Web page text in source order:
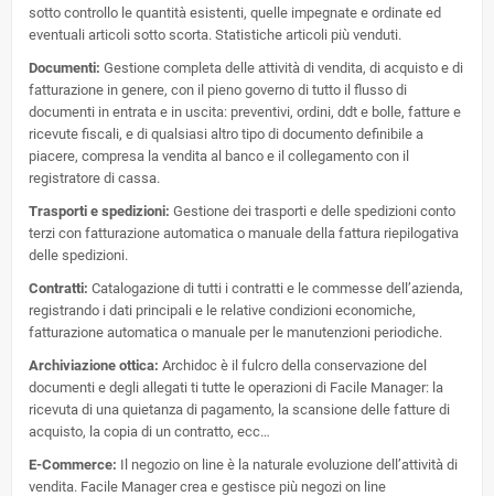
sotto controllo le quantità esistenti, quelle impegnate e ordinate ed
eventuali articoli sotto scorta. Statistiche articoli più venduti.
Documenti: Gestione completa delle attività di vendita, di acquisto e di
fatturazione in genere, con il pieno governo di tutto il flusso di
documenti in entrata e in uscita: preventivi, ordini, ddt e bolle, fatture e
ricevute fiscali, e di qualsiasi altro tipo di documento definibile a
piacere, compresa la vendita al banco e il collegamento con il
registratore di cassa.
Trasporti e spedizioni: Gestione dei trasporti e delle spedizioni conto
terzi con fatturazione automatica o manuale della fattura riepilogativa
delle spedizioni.
Contratti: Catalogazione di tutti i contratti e le commesse dell’azienda,
registrando i dati principali e le relative condizioni economiche,
fatturazione automatica o manuale per le manutenzioni periodiche.
Archiviazione ottica: Archidoc è il fulcro della conservazione del
documenti e degli allegati ti tutte le operazioni di Facile Manager: la
ricevuta di una quietanza di pagamento, la scansione delle fatture di
acquisto, la copia di un contratto, ecc…
E-Commerce: Il negozio on line è la naturale evoluzione dell’attività di
vendita. Facile Manager crea e gestisce più negozi on line